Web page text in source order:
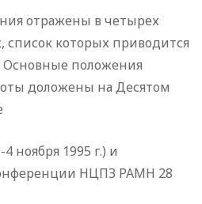
отражены в четырех
список которых приводится
Основные положения
доложены на Десятом
ноября 1995 г.) и
НЦПЗ РАМН 28